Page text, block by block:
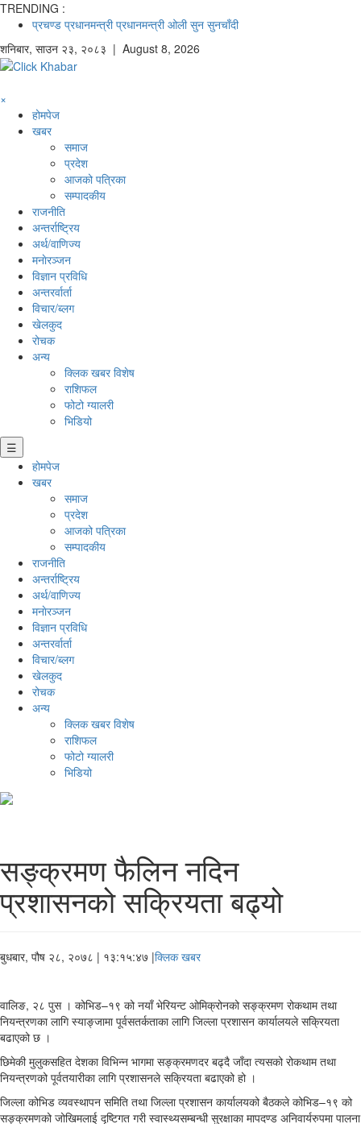
TRENDING :
प्रचण्ड प्रधानमन्त्री प्रधानमन्त्री ओली सुन सुनचाँदी
शनिबार, साउन २३, २०८३ | August 8, 2026
×
होमपेज
खबर
समाज
प्रदेश
आजको पत्रिका
सम्पादकीय
राजनीति
अन्तर्राष्ट्रिय
अर्थ/वाणिज्य
मनाेरञ्जन
विज्ञान प्रविधि
अन्तरर्वार्ता
विचार/ब्लग
खेलकुद
रोचक
अन्य
क्लिक खबर विशेष
राशिफल
फोटो ग्यालरी
भिडियो
☰
होमपेज
खबर
समाज
प्रदेश
आजको पत्रिका
सम्पादकीय
राजनीति
अन्तर्राष्ट्रिय
अर्थ/वाणिज्य
मनाेरञ्जन
विज्ञान प्रविधि
अन्तरर्वार्ता
विचार/ब्लग
खेलकुद
रोचक
अन्य
क्लिक खबर विशेष
राशिफल
फोटो ग्यालरी
भिडियो
सङ्क्रमण फैलिन नदिन
प्रशासनको सक्रियता बढ्यो
बुधबार, पौष २८, २०७८ | १३:१५:४७ |क्लिक खबर
वालिङ, २८ पुस । कोभिड–१९ को नयाँ भेरियन्ट ओमिक्रोनको सङ्क्रमण रोकथाम तथा
नियन्त्रणका लागि स्याङ्जामा पूर्वसतर्कताका लागि जिल्ला प्रशासन कार्यालयले सक्रियता
बढाएको छ ।
छिमेकी मुलुकसहित देशका विभिन्न भागमा सङ्क्रमणदर बढ्दै जाँदा त्यसको रोकथाम तथा
नियन्त्रणको पूर्वतयारीका लागि प्रशासनले सक्रियता बढाएको हो ।
जिल्ला कोभिड व्यवस्थापन समिति तथा जिल्ला प्रशासन कार्यालयको बैठकले कोभिड–१९ को
सङ्क्रमणको जोखिमलाई दृष्टिगत गरी स्वास्थ्यसम्बन्धी सुरक्षाका मापदण्ड अनिवार्यरुपमा पालना